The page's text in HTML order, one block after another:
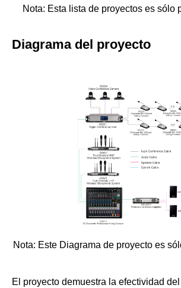
Nota: Esta lista de proyectos es sólo
Diagrama del proyecto
Nota: Este Diagrama de proyecto es
El proyecto demuestra la efectividad